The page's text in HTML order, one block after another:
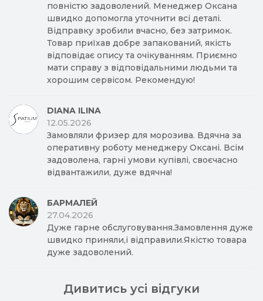
повністю задоволений. Менеджер Оксана
швидко допомогла уточнити всі деталі.
Відправку зробили вчасно, без затримок.
Товар приїхав добре запакований, якість
відповідає опису та очікуванням. Приємно
мати справу з відповідальними людьми та
хорошим сервісом. Рекомендую!
DIANA ILINA
12.05.2026
Замовляли фризер для морозива. Вдячна за
оперативну роботу менеджеру Оксані. Всім
задоволена, гарні умови купівлі, своєчасно
відвантажили, дуже вдячна!
БАРМАЛЕЙ
27.04.2026
Дуже гарне обслуговування.Замовлення дуже
швидко приняли,і відправили.Якістю товара
дуже задоволений.
Дивитись усі відгуки